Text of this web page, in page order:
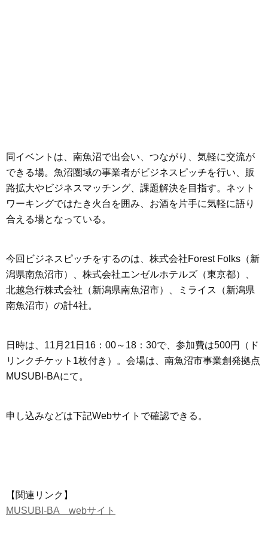
同イベントは、南魚沼で出会い、つながり、気軽に交流が
できる場。魚沼圏域の事業者がビジネスピッチを行い、販
路拡大やビジネスマッチング、課題解決を目指す。ネット
ワーキングではたき火台を囲み、お酒を片手に気軽に語り
合える場となっている。
今回ビジネスピッチをするのは、株式会社Forest Folks（新
潟県南魚沼市）、株式会社エンゼルホテルズ（東京都）、
北越急行株式会社（新潟県南魚沼市）、ミライス（新潟県
南魚沼市）の計4社。
日時は、11月21日16：00～18：30で、参加費は500円（ド
リンクチケット1枚付き）。会場は、南魚沼市事業創発拠点
MUSUBI-BAにて。
申し込みなどは下記Webサイトで確認できる。
【関連リンク】
MUSUBI-BA webサイト